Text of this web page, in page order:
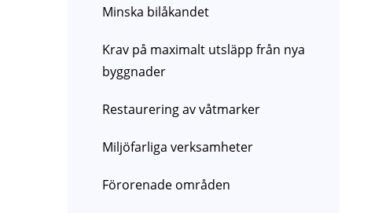
Minska bilåkandet
Krav på maximalt utsläpp från nya
byggnader
Restaurering av våtmarker
Miljöfarliga verksamheter
Förorenade områden